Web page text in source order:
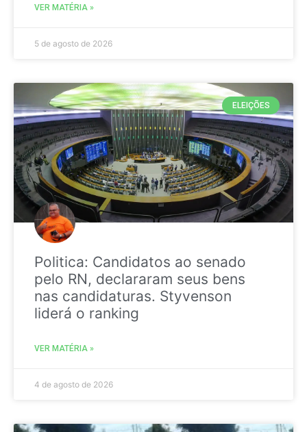
VER MATÉRIA »
5 de agosto de 2026
ELEIÇÕES
Politica: Candidatos ao senado
pelo RN, declararam seus bens
nas candidaturas. Styvenson
liderá o ranking
VER MATÉRIA »
4 de agosto de 2026